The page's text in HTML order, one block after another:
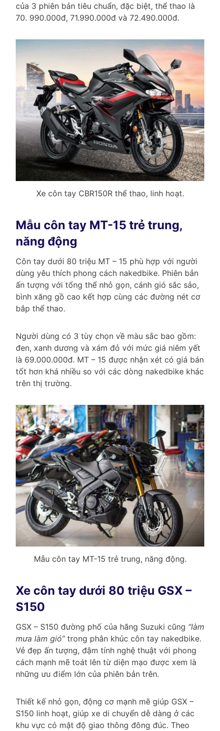
của 3 phiên bản tiêu chuẩn, đặc biệt, thể thao là
70. 990.000đ, 71.990.000đ và 72.490.000đ.
Xe côn tay CBR150R thể thao, linh hoạt.
Mẫu côn tay MT-15 trẻ trung,
năng động
Côn tay dưới 80 triệu MT – 15 phù hợp với người
dùng yêu thích phong cách nakedbike. Phiên bản
ấn tượng với tổng thể nhỏ gọn, cánh gió sắc sảo,
bình xăng gồ cao kết hợp cùng các đường nét cơ
bắp thể thao.
Người dùng có 3 tùy chọn về màu sắc bao gồm:
đen, xanh dương và xám đỏ với mức giá niêm yết
là 69.000.000đ. MT – 15 được nhận xét có giá bán
tốt hơn khá nhiều so với các dòng nakedbike khác
trên thị trường.
Mẫu côn tay MT-15 trẻ trung, năng động.
Xe côn tay dưới 80 triệu GSX –
S150
GSX – S150 đường phố của hãng Suzuki cũng “làm
mưa làm gió” trong phân khúc côn tay nakedbike.
Vẻ đẹp ấn tượng, đậm tính nghệ thuật với phong
cách mạnh mẽ toát lên từ diện mạo được xem là
những ưu điểm lớn của phiên bản trên.
Thiết kế nhỏ gọn, động cơ mạnh mẽ giúp GSX –
S150 linh hoạt, giúp xe di chuyển dễ dàng ở các
khu vực có mật độ giao thông đông đúc. Theo